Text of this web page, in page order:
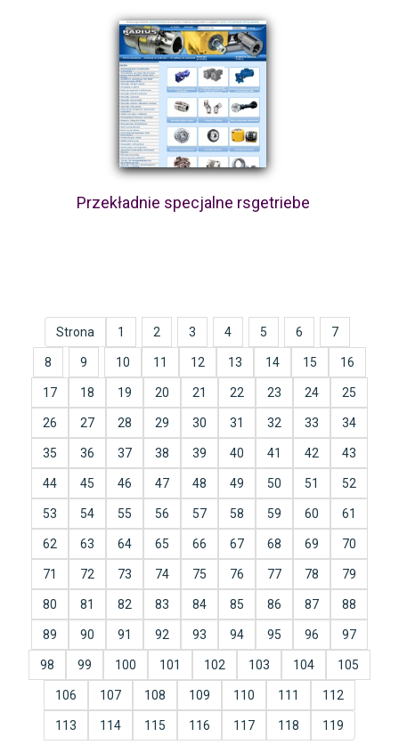
Przekładnie specjalne rsgetriebe
Strona 1 2 3 4 5 6 7
8 9 10 11 12 13 14 15 16
17 18 19 20 21 22 23 24 25
26 27 28 29 30 31 32 33 34
35 36 37 38 39 40 41 42 43
44 45 46 47 48 49 50 51 52
53 54 55 56 57 58 59 60 61
62 63 64 65 66 67 68 69 70
71 72 73 74 75 76 77 78 79
80 81 82 83 84 85 86 87 88
89 90 91 92 93 94 95 96 97
98 99 100 101 102 103 104 105
106 107 108 109 110 111 112
113 114 115 116 117 118 119